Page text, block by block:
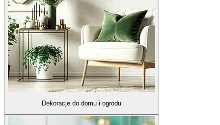
Dekoracje do domu i ogrodu